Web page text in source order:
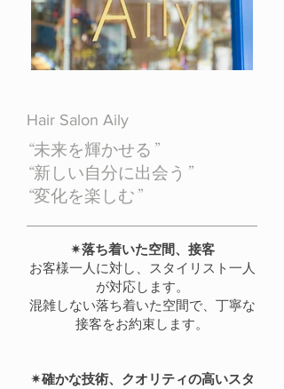
Hair Salon Aily
“未来を輝かせる”
“新しい自分に出会う”
“変化を楽しむ”
✴︎落ち着いた空間、接客
お客様一人に対し、スタイリスト一人
が対応します。
混雑しない落ち着いた空間で、丁寧な
接客をお約束します。
✴︎確かな技術、クオリティの高いスタ